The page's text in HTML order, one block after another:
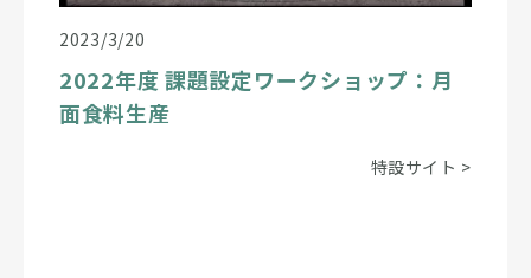
2023/3/20
2022年度 課題設定ワークショップ：月
面食料生産
特設サイト >